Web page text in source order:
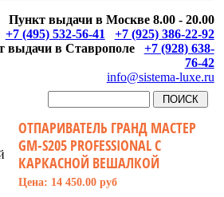
Пункт выдачи в Москве 8.00 - 20.00
+7 (495) 532-56-41
+7 (925) 386-22-92
выдачи в Ставрополе
+7 (928) 638-
76-42
info@sistema-luxe.ru
ОТПАРИВАТЕЛЬ ГРАНД МАСТЕР
GM-S205 PROFESSIONAL С
КАРКАСНОЙ ВЕШАЛКОЙ
Цена: 14 450.00 руб